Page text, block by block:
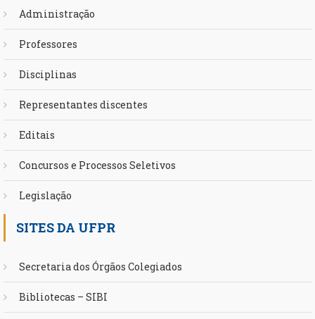
Administração
Professores
Disciplinas
Representantes discentes
Editais
Concursos e Processos Seletivos
Legislação
SITES DA UFPR
Secretaria dos Órgãos Colegiados
Bibliotecas – SIBI